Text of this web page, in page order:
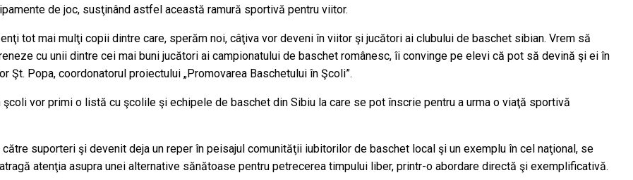
de joc, susţinând astfel această ramură sportivă pentru viitor.
tot mai mulţi copii dintre care, sperăm noi, câţiva vor deveni în viitor şi jucători ai clubului de baschet sibian. Vrem să
cu unii dintre cei mai buni jucători ai campionatului de baschet românesc, îi convinge pe elevi că pot să devină şi ei în
Popa, coordonatorul proiectului „Promovarea Baschetului în Şcoli”.
vor primi o listă cu şcolile şi echipele de baschet din Sibiu la care se pot înscrie pentru a urma o viaţă sportivă
suporteri şi devenit deja un reper în peisajul comunităţii iubitorilor de baschet local şi un exemplu în cel naţional, se
atenţia asupra unei alternative sănătoase pentru petrecerea timpului liber, printr-o abordare directă şi exemplificativă.